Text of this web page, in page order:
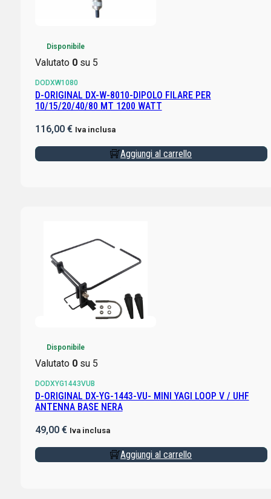
Disponibile
Valutato 0su 5
DODXW1080
D-ORIGINAL DX-W-8010-DIPOLO FILARE PER
10/15/20/40/80 MT 1200 WATT
116,00 € Iva inclusa
Aggiungi al carrello
Disponibile
Valutato 0su 5
DODXYG1443VUB
D-ORIGINAL DX-YG-1443-VU- MINI YAGI LOOP V / UHF
ANTENNA BASE NERA
49,00 € Iva inclusa
Aggiungi al carrello